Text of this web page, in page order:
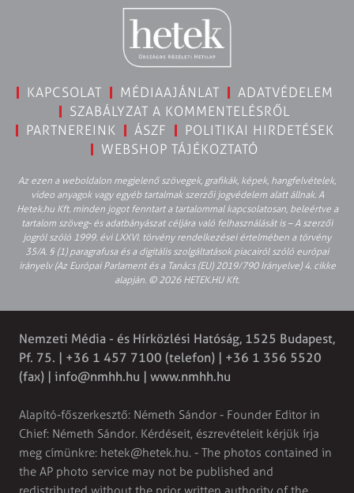
KAPCSOLAT MÉDIAAJÁNLAT
ADATVÉDELEM
SZABÁLYZAT A KOMMENTELÉSRŐL
PARTNEREINK
ÁSZF
POLITIKAI HIRDETÉSEK
WEBSHOP TÁJÉKOZTATÓ
Az ezen a weboldalon megjelenő szövegek, grafikák, képek, hangfelvételek,
video anyagok vagy egyéb tartalmak szerzői jogvédelem alatt állnak. A
Hetek.hu Kft. minden jogot fenntart a tartalommal kapcsolatosan, beleértve a
tartalom szöveg- és adatbányászat céljára való felhasználását is – A szerzői
jogról szóló 1999. évi LXXVI. törvény rendelkezései értelmében a törvény
35/A. § (1) paragrafusa és a digitális szolgáltatások piacairól szóló európai
irányelv (Az Európai Parlament és a Tanács (EU) 2019/790 Irányelve) 4. cikke
alapján. © 2026 HETEK.HU Kft.
Nemzeti Média - és Hírközlési Hatóság, 1525 Budapest,
Pf. 75. | +36 1 457 7100 (telefon) | +36 1 356 5520
(fax) | info@nmhh.hu | www.nmhh.hu
Alapító-főszerkesztő: Németh Sándor - Founder Editor in
Chief: Németh Sándor. Kérdéseit, észrevételeit kérjük írja
meg címünkre: hetek@hetek.hu. - The photos contained in
the AP photo service may not be published and